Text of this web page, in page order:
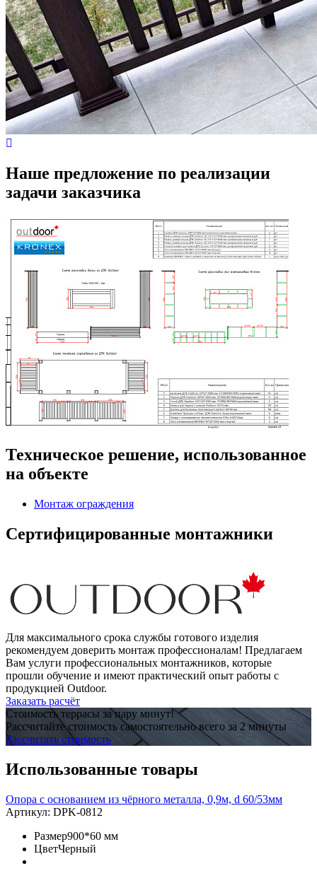
Наше предложение по реализации
задачи заказчика
Техническое решение, использованное
на объекте
Монтаж ограждения
Сертифицированные монтажники
Для максимального срока службы готового изделия
рекомендуем доверить монтаж профессионалам! Предлагаем
Вам услуги профессиональных монтажников, которые
прошли обучение и имеют практический опыт работы с
продукцией Outdoor.
Заказать расчёт
Стоимость террасы за пару минут!
Рассчитайте стоимость самостоятельно всего за 2 минуты
Рассчитать стоимость
Использованные товары
Опора с основанием из чёрного металла, 0,9м, d 60/53мм
Артикул: DPK-0812
Размер900*60 мм
ЦветЧерный